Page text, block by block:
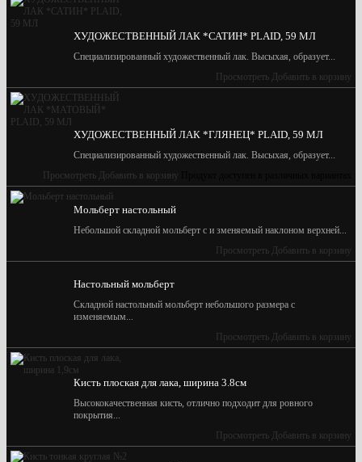
ХУДОЖЕСТВЕННЫЙ ЛАК *САТИН* PLAID, 59 МЛ
Специализированный художественный лак. Высыхая, образует...
Просмотреть Добавить в корзину
ХУДОЖЕСТВЕННЫЙ ЛАК *ГЛЯНЕЦ* PLAID, 59 МЛ
Специализированный художественный лак. Высыхая, образует...
Просмотреть Добавить в корзину
Мольберт настольный
Небольшой складной мольберт с и зменяемый наклоном верхней...
Просмотреть Добавить в корзину
Настольный мольберт
Складной настольный мольберт небольшого размера с
изменяемым...
Просмотреть Добавить в корзину
Кисть плоская для лака, ширина 3.8см
Высококачественная кисть, отлично подходит для ровного
покрытия...
Просмотреть Добавить в корзину